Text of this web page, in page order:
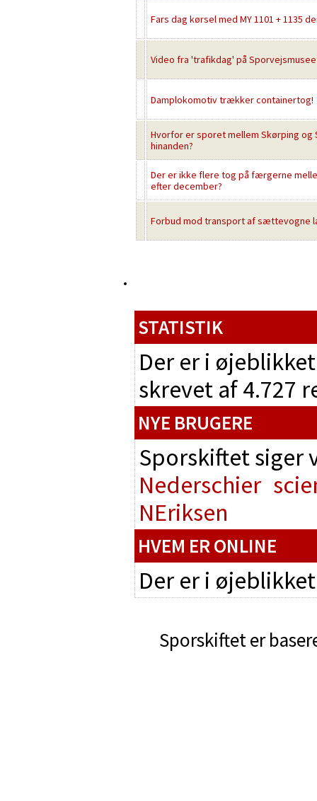
Fars dag kørsel med MY 1101 + 1135
Video fra 'trafikdag' på
Damplokomotiv trækker containertog!
Hvorfor er sporet mellem Skørping og
hinanden?
Der er ikke flere tog på færgerne
efter december?
Forbud mod transport af sættevogne
STATISTIK
Der er i
skrevet af 4.727
NYE BRUGERE
Sporskiftet
Nederschier
NEriksen
HVEM ER ONLINE
Der er i
Sporskiftet er